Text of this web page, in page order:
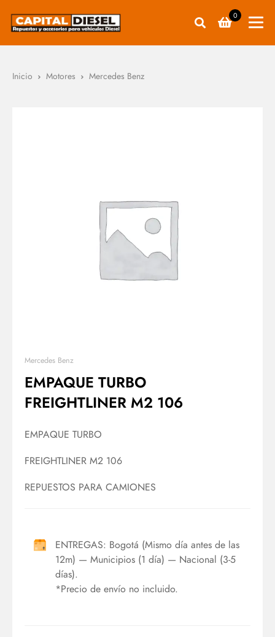
0
Inicio Motores Mercedes Benz
Mercedes Benz
EMPAQUE TURBO
FREIGHTLINER M2 106
EMPAQUE TURBO
FREIGHTLINER M2 106
REPUESTOS PARA CAMIONES
ENTREGAS: Bogotá (Mismo día antes de las
12m) — Municipios (1 día) — Nacional (3-5
días).
*Precio de envío no incluido.